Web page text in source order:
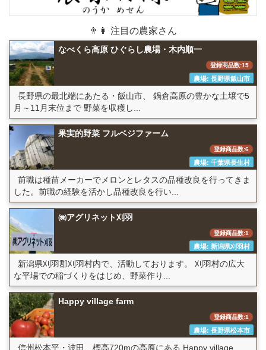
👨👩 注目の農家さん
なべくら高原 ひぐらし農場・木内順一
登録商品数:15
農場: 長野県飯山市
長野県の最北端にあたる・飯山市、 鍋倉高原の豊かな土壌で5
月～11月末位まで 野菜を収穫し...
果実的野菜 フルベジファーム
登録商品数:6
農場: 千葉県長生村
前職は種苗メーカーでメロンとレタスの品種改良を行ってきま
した。前職の経験を活かし品種改良を行い...
㈱アグリネット刈羽
登録商品数:1
農場: 新潟県刈羽村
新潟県刈羽郡刈羽村内で、活動しております。 刈羽村の広大
な平場での稲づくりをはじめ、野菜作り...
Happy village farm
登録商品数:1
農場: 長野県松本市
信州松本平・波田、標高720mの高原にある Happy village